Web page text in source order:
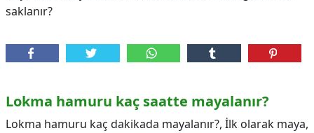
saklanır?
Lokma hamuru kaç saatte mayalanır?
Lokma hamuru kaç dakikada mayalanır?, İlk olarak maya,